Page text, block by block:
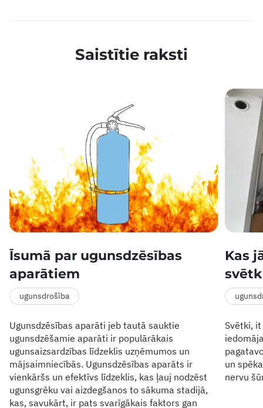
Saistītie raksti
Īsumā par ugunsdzēsības
aparātiem
ugunsdrošība
Ugunsdzēsības aparāti jeb tautā sauktie
ugunsdzēšamie aparāti ir populārākais
ugunsaizsardzības līdzeklis uzņēmumos un
mājsaimniecībās. Ugunsdzēsības aparāts ir
vienkāršs un efektīvs līdzeklis, kas ļauj nodzēst
ugunsgrēku vai aizdegšanos to sākuma stadijā,
kas, savukārt, ir pats svarīgākais faktors gan
Kas
Svētki,
un
nervu